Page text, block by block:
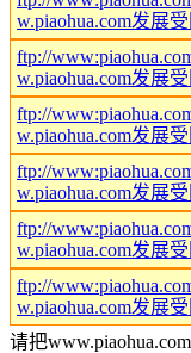
w.piaohua.com发展
ftp://
w.piaohua.com发展
ftp://
w.piaohua.com发展
ftp://
w.piaohua.com发展
ftp://
w.piaohua.com发展
ftp://
w.piaohua.com发展
请把